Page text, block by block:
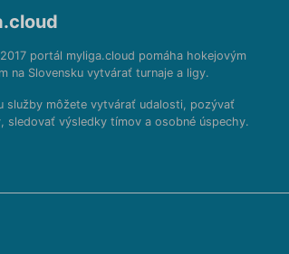
portál myliga.cloud pomáha hokejovým
na Slovensku vytvárať turnaje a ligy.
služby môžete vytvárať udalosti, pozývať
sledovať výsledky tímov a osobné úspechy.